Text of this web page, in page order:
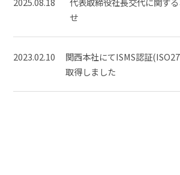
せ
2023.02.10
関西本社にてISMS認証
取得しました